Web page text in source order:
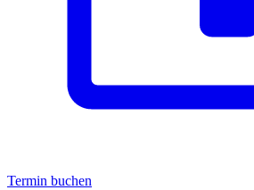
Termin buchen